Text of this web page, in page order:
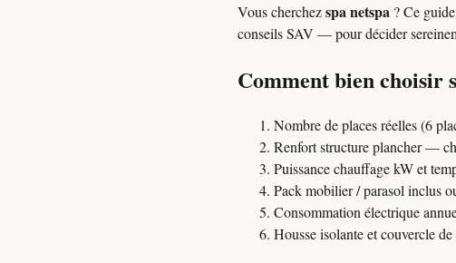
Vous cherchezspa netspa ? Ce
conseils SAV — pour décider
Comment bien choisir
Nombre de places réelles (6
Renfort structure plancher —
Puissance chauffage kW et
Pack mobilier / parasol inclus
Consommation électrique
Housse isolante et couvercle